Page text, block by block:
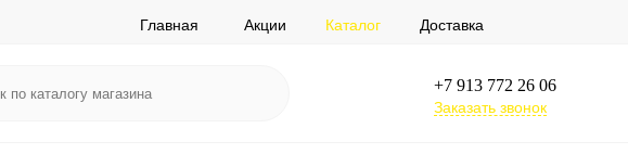
Главная Акции Каталог Доставка
+7 913 772 26 06
Заказать звонок